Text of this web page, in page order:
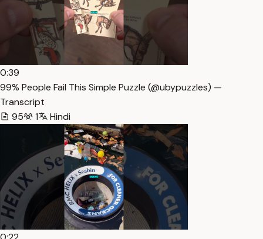
0:39
99% People Fail This Simple Puzzle (@ubypuzzles) —
Transcript
95
1 Hindi